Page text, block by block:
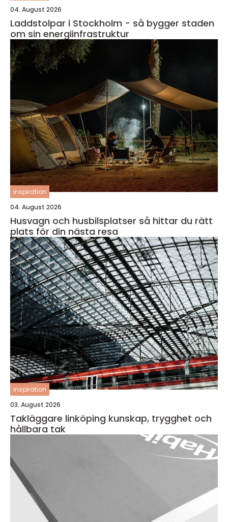
04. August 2026
Laddstolpar i Stockholm - så bygger staden
om sin energiinfrastruktur
inspiration
04. August 2026
Husvagn och husbilsplatser så hittar du rätt
plats för din nästa resa
inspiration
03. August 2026
Takläggare linköping kunskap, trygghet och
hållbara tak